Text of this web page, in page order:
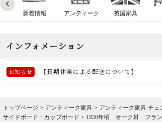
新着情報 アンティーク 英国家具
トップページ > アンティーク家具 > アンティーク家具 チェ
サイドボード・カップボード > 1930年頃 オーク材 フラ